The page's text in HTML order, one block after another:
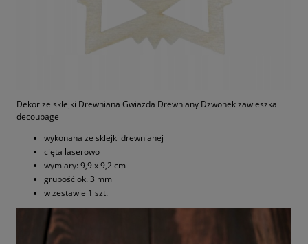
Dekor ze sklejki Drewniana Gwiazda Drewniany Dzwonek zawieszka
decoupage
wykonana ze sklejki drewnianej
cięta laserowo
wymiary: 9,9 x 9,2 cm
grubość ok. 3 mm
w zestawie 1 szt.